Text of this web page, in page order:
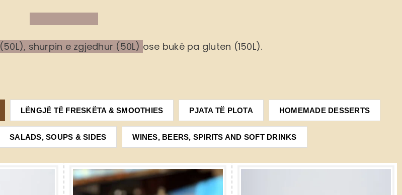
(50L), shurpin e zgjedhur (50L) ose bukë pa gluten (150L).
LËNGJË TË FRESKËTA & SMOOTHIES PJATA TË PLOTA HOMEMADE DESSERTS
SALADS, SOUPS & SIDES WINES, BEERS, SPIRITS AND SOFT DRINKS